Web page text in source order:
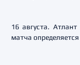
16 августа.
матча